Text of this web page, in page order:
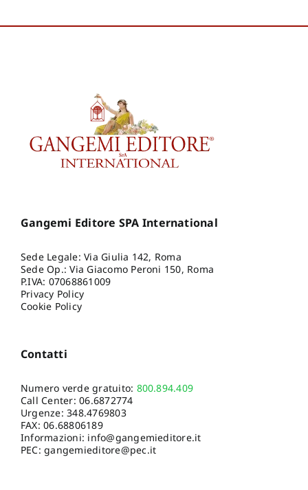
Gangemi Editore SPA International
Sede Legale: Via Giulia 142, Roma
Sede Op.: Via Giacomo Peroni 150, Roma
P.IVA: 07068861009
Privacy Policy
Cookie Policy
Contatti
Numero verde gratuito: 800.894.409
Call Center:06.6872774
Urgenze:348.4769803
FAX: 06.68806189
Informazioni: info@gangemieditore.it
PEC: gangemieditore@pec.it